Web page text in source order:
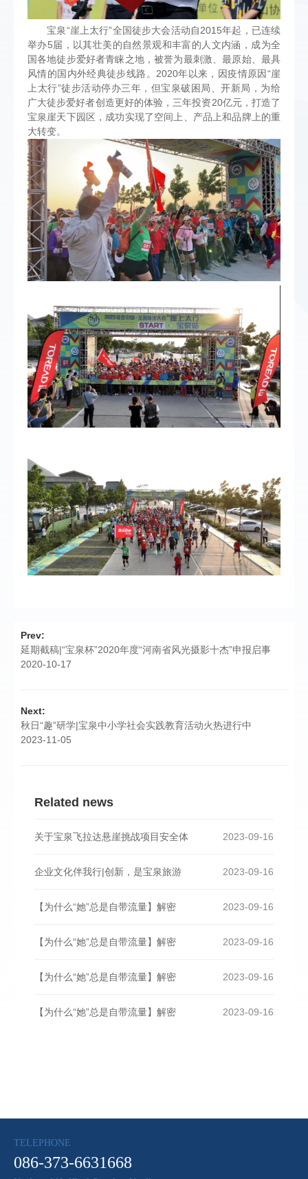
宝泉“崖上太行”全国徒步大会活动自2015年起，已连续
举办5届，以其壮美的自然景观和丰富的人文内涵，成为全
国各地徒步爱好者青睐之地，被誉为最刺激、最原始、最具
风情的国内外经典徒步线路。2020年以来，因疫情原因“崖
上太行”徒步活动停办三年，但宝泉破困局、开新局，为给
广大徒步爱好者创造更好的体验，三年投资20亿元，打造了
宝泉崖天下园区，成功实现了空间上、产品上和品牌上的重
大转变。
Prev:
延期截稿|“宝泉杯”2020年度“河南省风光摄影十杰”申报启事
2020-10-17
Next:
秋日“趣”研学|宝泉中小学社会实践教育活动火热进行中
2023-11-05
Related news
2023-09-16
关于宝泉飞拉达悬崖挑战项目安全体
2023-09-16
企业文化伴我行|创新，是宝泉旅游
2023-09-16
【为什么“她”总是自带流量】解密
2023-09-16
【为什么“她”总是自带流量】解密
2023-09-16
【为什么“她”总是自带流量】解密
2023-09-16
【为什么“她”总是自带流量】解密
TELEPHONE
086-373-6631668